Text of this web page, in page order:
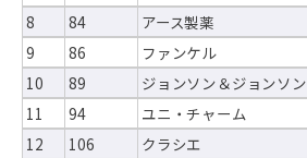
8
84 アース製薬
9
86 ファンケル
10
89 ジョンソン＆ジョンソン
11
94 ユニ・チャーム
12
106 クラシエ